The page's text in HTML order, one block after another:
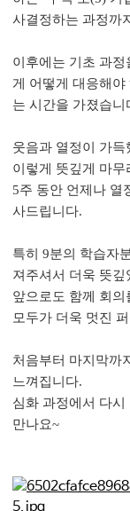
사결정하는 과정까
이후에는 기초 과
게 어떻게 대응해
는 시간을 가졌습니
웃음과 열정이 가
이렇게 뜻깊게 마무
5주 동안 언제나 열
사드립니다.
특히 9분의 학습자
져주셔서 더욱 뜻깊
앞으로도 함께 회
모두가 더욱 멋진
처음부터 마지막까
느껴집니다.
심화 과정에서 다시
만나요~